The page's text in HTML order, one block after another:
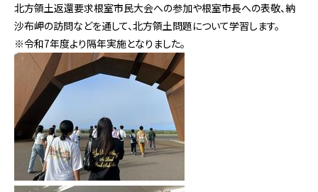
北方領土返還要求根室市民大会への参加や根室市長への表敬、納
沙布岬の訪問などを通して、北方領土問題について学習します。
※令和7年度より隔年実施となりました。